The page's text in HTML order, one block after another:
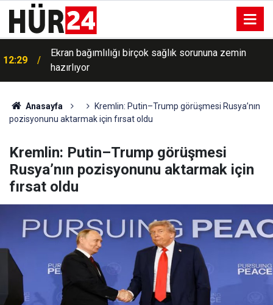
12:29
Ekran bağımlılığı birçok sağlık sorununa zemin
hazırlıyor
Anasayfa
Kremlin: Putin–Trump görüşmesi Rusya’nın
pozisyonunu aktarmak için fırsat oldu
Kremlin: Putin–Trump görüşmesi
Rusya’nın pozisyonunu aktarmak için
fırsat oldu